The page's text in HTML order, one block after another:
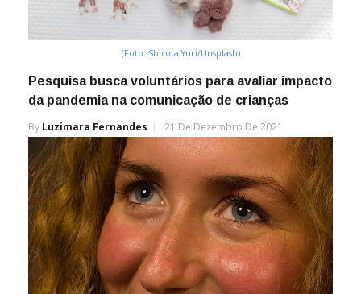
(Foto: Shirota Yuri/Unsplash)
Pesquisa busca voluntários para avaliar impacto
da pandemia na comunicação de crianças
By Luzimara Fernandes 21 De Dezembro De 2021